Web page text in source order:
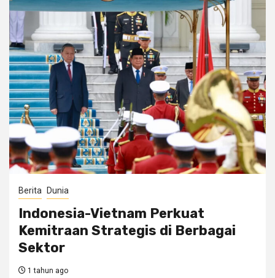
Berita Dunia
Indonesia-Vietnam Perkuat
Kemitraan Strategis di Berbagai
Sektor
1 tahun ago